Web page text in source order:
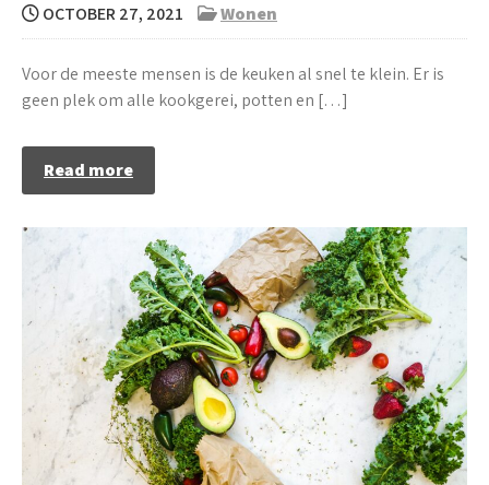
OCTOBER 27, 2021 Wonen
Voor de meeste mensen is de keuken al snel te klein. Er is
geen plek om alle kookgerei, potten en […]
Read more